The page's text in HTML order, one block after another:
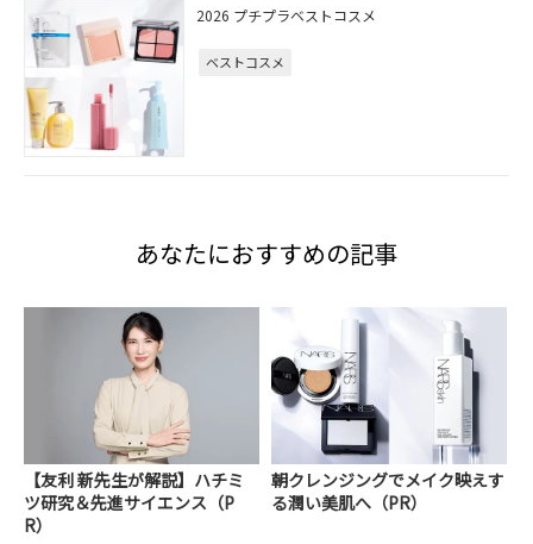
2026 プチプラベストコスメ
ベストコスメ
あなたにおすすめの記事
【友利 新先生が解説】ハチミ
ツ研究＆先進サイエンス（P
R）
朝クレンジングでメイク映えす
る潤い美肌へ（PR）